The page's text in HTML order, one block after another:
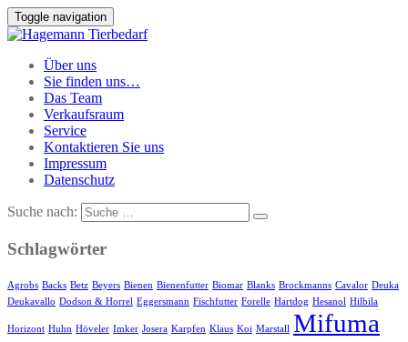
Toggle navigation
Über uns
Sie finden uns…
Das Team
Verkaufsraum
Service
Kontaktieren Sie uns
Impressum
Datenschutz
Suche nach:
Schlagwörter
Agrobs Backs Betz Beyers Bienen Bienenfutter Biomar Blanks Brockmanns Cavalor Deuka
Deukavallo Dodson & Horrel Eggersmann Fischfutter Forelle Hartdog Hesanol Hilbila
Horizont Huhn Höveler Imker Josera Karpfen Klaus Koi Marstall Mifuma